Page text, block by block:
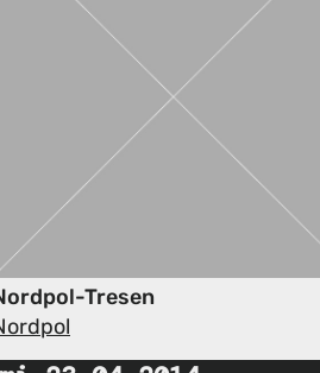
Tresen